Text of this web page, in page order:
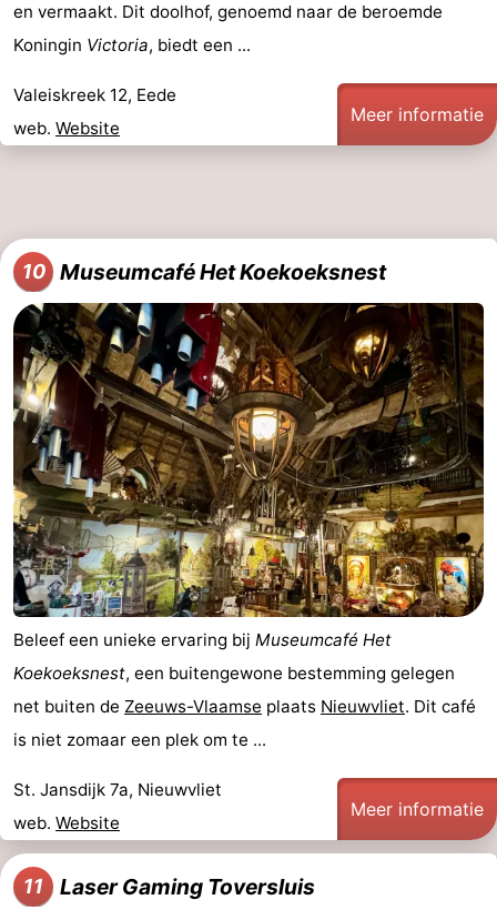
en vermaakt. Dit doolhof, genoemd naar de beroemde
Koningin Victoria, biedt een ...
Valeiskreek 12, Eede
web. Website
Meer informatie
10 Museumcafé Het Koekoeksnest
Beleef een unieke ervaring bij Museumcafé Het
Koekoeksnest, een buitengewone bestemming gelegen
net buiten de Zeeuws-Vlaamse plaats Nieuwvliet. Dit café
is niet zomaar een plek om te ...
St. Jansdijk 7a, Nieuwvliet
web. Website
Meer informatie
11 Laser Gaming Toversluis